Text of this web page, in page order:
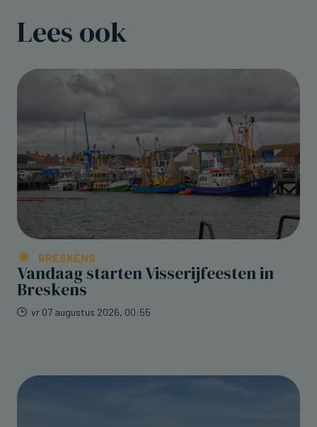
Lees ook
BRESKENS
Vandaag starten Visserijfeesten in
Breskens
vr 07 augustus 2026, 00:55